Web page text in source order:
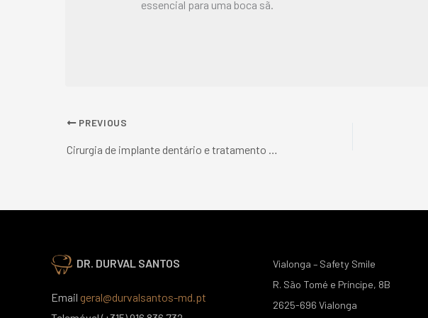
essencial para uma boca sã.
PREVIOUS
Cirurgia de implante dentário e tratamento de ozono
DR. DURVAL SANTOS
Email geral@durvalsantos-md.pt
Vialonga – Safety Smile
R. São Tomé e Príncipe, 8B
2625-696 Vialonga